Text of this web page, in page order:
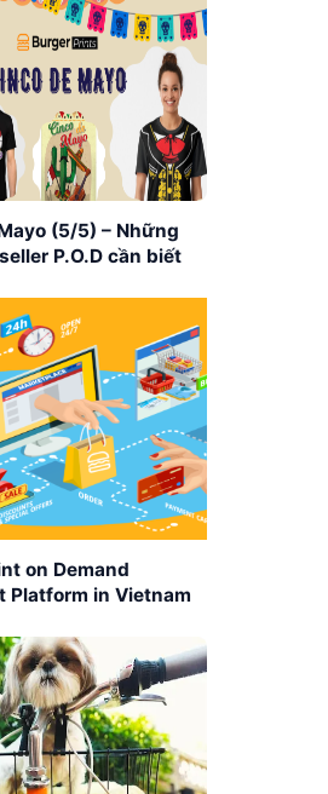
(5/5) – Những
P.O.D cần biết
on Demand
Platform in Vietnam